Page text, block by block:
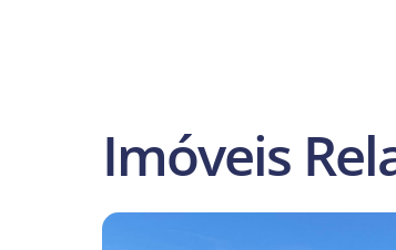
Imóveis